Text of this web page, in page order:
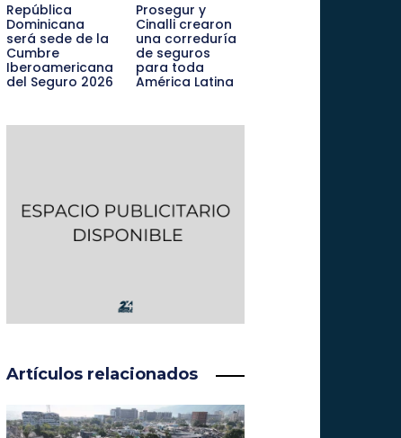
República
Dominicana
será sede de la
Cumbre
Iberoamericana
del Seguro 2026
Prosegur y
Cinalli crearon
una correduría
de seguros
para toda
América Latina
Artículos relacionados